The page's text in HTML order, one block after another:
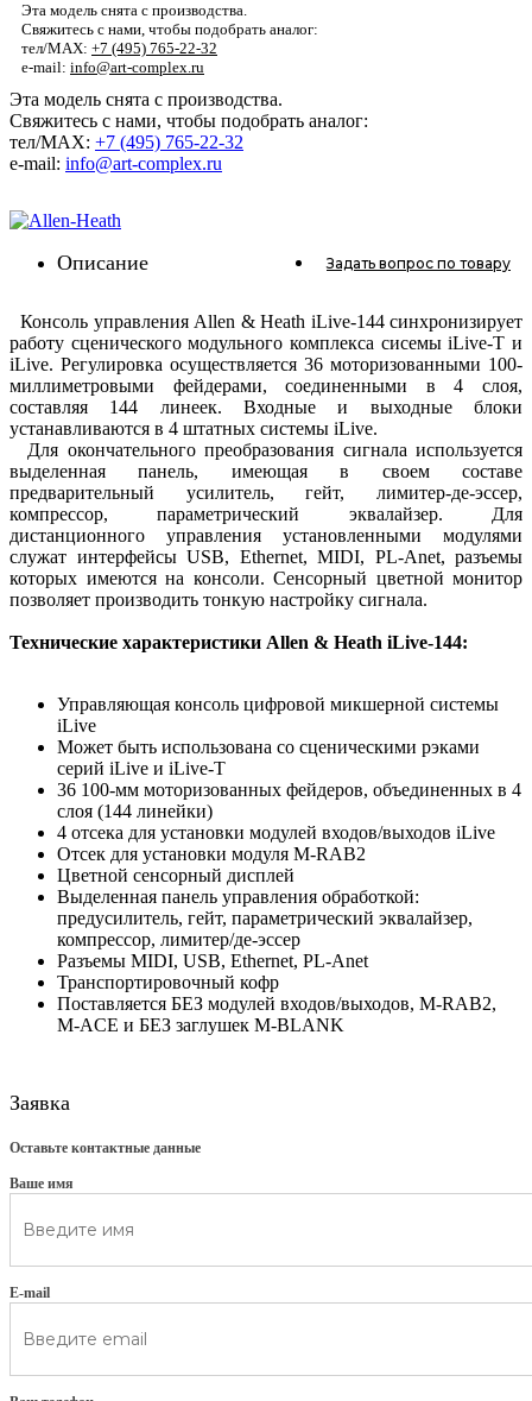
Эта модель снята с производства.
Свяжитесь с нами, чтобы подобрать аналог:
тел/MAX: +7 (495) 765-22-32
e-mail: info@art-complex.ru
Эта модель снята с производства.
Свяжитесь с нами, чтобы подобрать аналог:
тел/MAX: +7 (495) 765-22-32
e-mail: info@art-complex.ru
Описание Задать вопрос по товару
Консоль управления Allen & Heath iLive-144 синхронизирует
работу сценического модульного комплекса сисемы iLive-T и
iLive. Регулировка осуществляется 36 моторизованными 100-
миллиметровыми фейдерами, соединенными в 4 слоя,
составляя 144 линеек. Входные и выходные блоки
устанавливаются в 4 штатных системы iLive.
Для окончательного преобразования сигнала используется
выделенная панель, имеющая в своем составе
предварительный усилитель, гейт, лимитер-де-эссер,
компрессор, параметрический эквалайзер. Для
дистанционного управления установленными модулями
служат интерфейсы USB, Ethernet, MIDI, PL-Anet, разъемы
которых имеются на консоли. Сенсорный цветной монитор
позволяет производить тонкую настройку сигнала.
Технические характеристики Allen & Heath iLive-144:
Управляющая консоль цифровой микшерной системы
iLive
Может быть использована со сценическими рэками
серий iLive и iLive-T
36 100-мм моторизованных фейдеров, объединенных в 4
слоя (144 линейки)
4 отсека для установки модулей входов/выходов iLive
Отсек для установки модуля M-RAB2
Цветной сенсорный дисплей
Выделенная панель управления обработкой:
предусилитель, гейт, параметрический эквалайзер,
компрессор, лимитер/де-эссер
Разъемы MIDI, USB, Ethernet, PL-Anet
Транспортировочный кофр
Поставляется БЕЗ модулей входов/выходов, M-RAB2,
M-ACE и БЕЗ заглушек M-BLANK
Заявка
Оставьте контактные данные
Ваше имя
E-mail